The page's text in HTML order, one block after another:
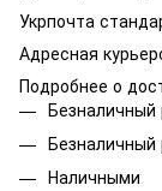
Укрпочта
Адресная
Подробнее о
Наличными